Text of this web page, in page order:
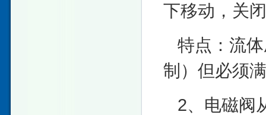
下移动，关
特点：流
制）但必须
2、电磁阀